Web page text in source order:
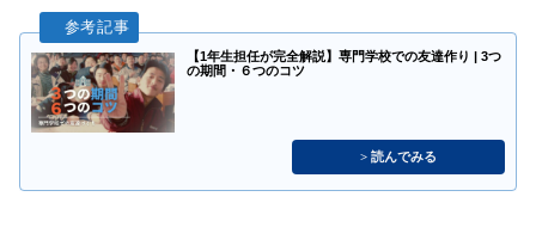
【1年生担任が完全解説】専門学校での友達作り | 3つ
の期間・６つのコツ